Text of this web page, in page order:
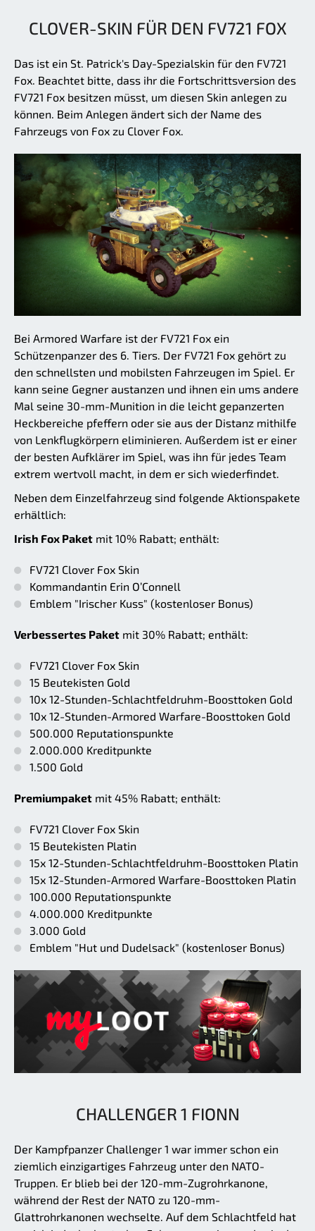
CLOVER-SKIN FÜR DEN FV721 FOX
Das ist ein St. Patrick's Day-Spezialskin für den FV721
Fox. Beachtet bitte, dass ihr die Fortschrittsversion des
FV721 Fox besitzen müsst, um diesen Skin anlegen zu
können. Beim Anlegen ändert sich der Name des
Fahrzeugs von Fox zu Clover Fox.
Bei Armored Warfare ist der FV721 Fox ein
Schützenpanzer des 6. Tiers. Der FV721 Fox gehört zu
den schnellsten und mobilsten Fahrzeugen im Spiel. Er
kann seine Gegner austanzen und ihnen ein ums andere
Mal seine 30-mm-Munition in die leicht gepanzerten
Heckbereiche pfeffern oder sie aus der Distanz mithilfe
von Lenkflugkörpern eliminieren. Außerdem ist er einer
der besten Aufklärer im Spiel, was ihn für jedes Team
extrem wertvoll macht, in dem er sich wiederfindet.
Neben dem Einzelfahrzeug sind folgende Aktionspakete
erhältlich:
Irish Fox Paket mit 10% Rabatt; enthält:
FV721 Clover Fox Skin
Kommandantin Erin O’Connell
Emblem "Irischer Kuss" (kostenloser Bonus)
Verbessertes Paket mit 30% Rabatt; enthält:
FV721 Clover Fox Skin
15 Beutekisten Gold
10x 12-Stunden-Schlachtfeldruhm-Boosttoken Gold
10x 12-Stunden-Armored Warfare-Boosttoken Gold
500.000 Reputationspunkte
2.000.000 Kreditpunkte
1.500 Gold
Premiumpaket mit 45% Rabatt; enthält:
FV721 Clover Fox Skin
15 Beutekisten Platin
15x 12-Stunden-Schlachtfeldruhm-Boosttoken Platin
15x 12-Stunden-Armored Warfare-Boosttoken Platin
100.000 Reputationspunkte
4.000.000 Kreditpunkte
3.000 Gold
Emblem "Hut und Dudelsack" (kostenloser Bonus)
CHALLENGER 1 FIONN
Der Kampfpanzer Challenger 1 war immer schon ein
ziemlich einzigartiges Fahrzeug unter den NATO-
Truppen. Er blieb bei der 120-mm-Zugrohrkanone,
während der Rest der NATO zu 120-mm-
Glattrohrkanonen wechselte. Auf dem Schlachtfeld hat